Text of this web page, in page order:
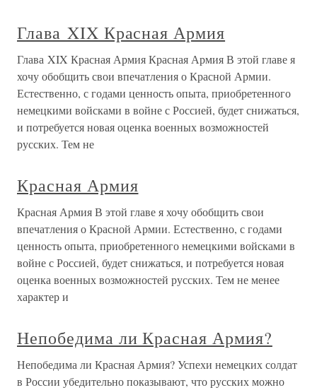
Глава XIX Красная Армия
Глава XIX Красная Армия Красная Армия В этой главе я
хочу обобщить свои впечатления о Красной Армии.
Естественно, с годами ценность опыта, приобретенного
немецкими войсками в войне с Россией, будет снижаться,
и потребуется новая оценка военных возможностей
русских. Тем не
Красная Армия
Красная Армия В этой главе я хочу обобщить свои
впечатления о Красной Армии. Естественно, с годами
ценность опыта, приобретенного немецкими войсками в
войне с Россией, будет снижаться, и потребуется новая
оценка военных возможностей русских. Тем не менее
характер и
Непобедима ли Красная Армия?
Непобедима ли Красная Армия? Успехи немецких солдат
в России убедительно показывают, что русских можно